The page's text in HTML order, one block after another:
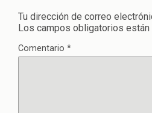
Tu dirección de correo
Los campos obligatorios están
Comentario *